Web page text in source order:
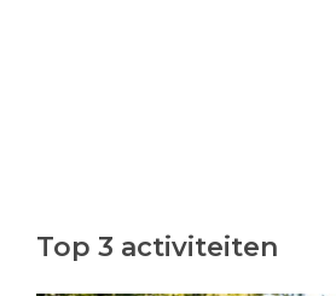
Top 3 activiteiten